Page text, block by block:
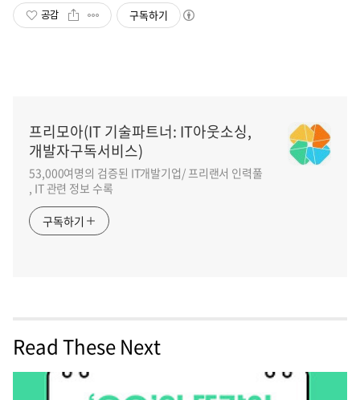
공감 구독하기
프리모아(IT 기술파트너: IT아웃소싱,
개발자구독서비스)
53,000여명의 검증된 IT개발기업/ 프리랜서 인력풀
, IT 관련 정보 수록
구독하기
Read These Next